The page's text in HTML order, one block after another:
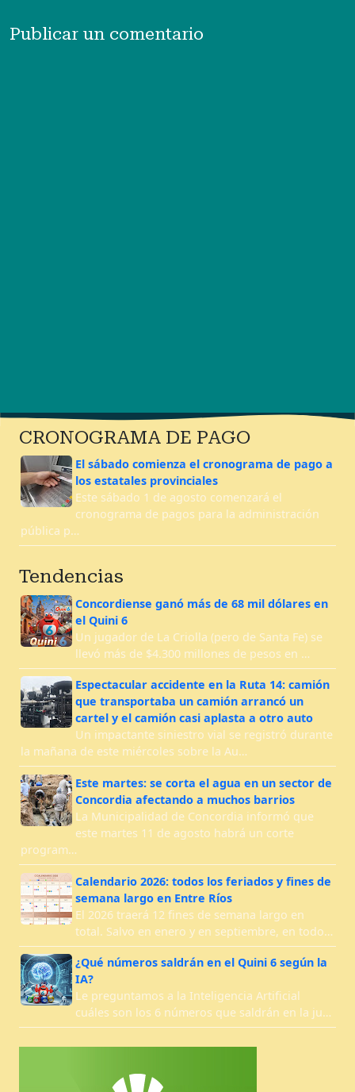
Publicar un comentario
CRONOGRAMA DE PAGO
El sábado comienza el cronograma de pago a
los estatales provinciales
Este sábado 1 de agosto comenzará el
cronograma de pagos para la administración
pública p…
Tendencias
Concordiense ganó más de 68 mil dólares en
el Quini 6
Un jugador de La Criolla (pero de Santa Fe) se
llevó más de $4.300 millones de pesos en …
Espectacular accidente en la Ruta 14: camión
que transportaba un camión arrancó un
cartel y el camión casi aplasta a otro auto
Un impactante siniestro vial se registró durante
la mañana de este miércoles sobre la Au…
Este martes: se corta el agua en un sector de
Concordia afectando a muchos barrios
La Municipalidad de Concordia informó que
este martes 11 de agosto habrá un corte
program…
Calendario 2026: todos los feriados y fines de
semana largo en Entre Ríos
El 2026 traerá 12 fines de semana largo en
total. Salvo en enero y en septiembre, en todo…
¿Qué números saldrán en el Quini 6 según la
IA?
Le preguntamos a la Inteligencia Artificial
cuáles son los 6 números que saldrán en la ju…